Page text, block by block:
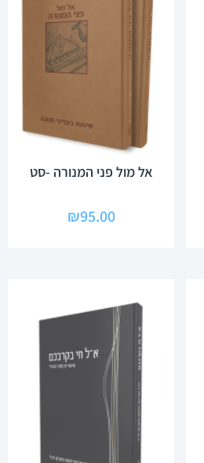
אל מול פני המנורה -סט
₪95.00